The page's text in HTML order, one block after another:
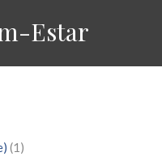
Estar
(1)